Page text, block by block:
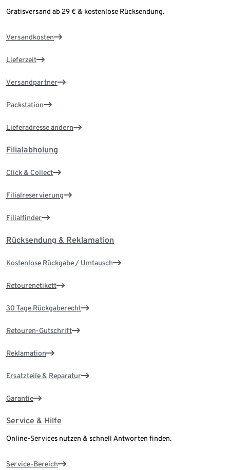
Gratisversand ab 29 € & kostenlose Rücksendung.
Versandkosten
Lieferzeit
Versandpartner
Packstation
Lieferadresse ändern
Filialabholung
Click & Collect
Filialreservierung
Filialfinder
Rücksendung & Reklamation
Kostenlose Rückgabe / Umtausch
Retourenetikett
30 Tage Rückgaberecht
Retouren-Gutschrift
Reklamation
Ersatzteile & Reparatur
Garantie
Service & Hilfe
Online-Services nutzen & schnell Antworten finden.
Service-Bereich